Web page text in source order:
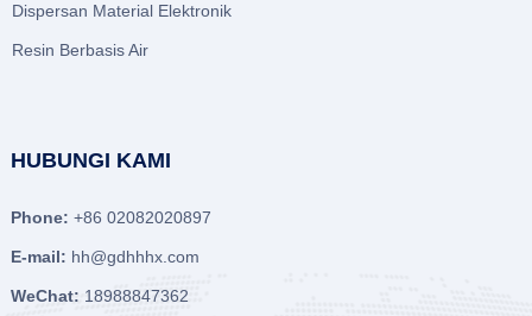
Dispersan Material Elektronik
Resin Berbasis Air
HUBUNGI KAMI
Phone: +86 02082020897
E-mail: hh@gdhhhx.com
WeChat: 18988847362